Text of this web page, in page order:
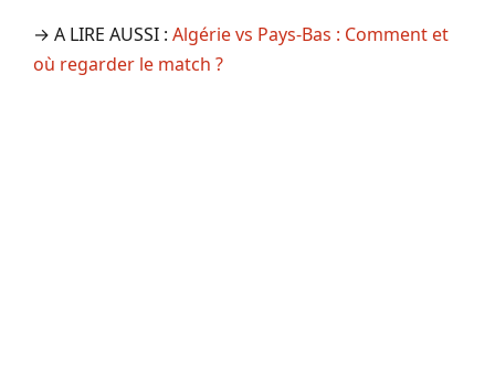
→ A LIRE AUSSI : Algérie vs Pays-Bas : Comment et
où regarder le match ?